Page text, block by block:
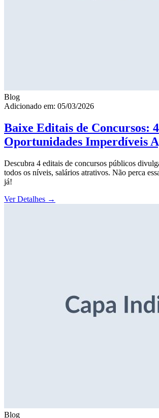
Blog
Adicionado em: 05/03/2026
Baixe Editais de Concursos: 4
Oportunidades Imperdíveis
Descubra 4 editais de concursos públicos
todos os níveis, salários atrativos. Não perca
já!
Ver Detalhes →
Blog